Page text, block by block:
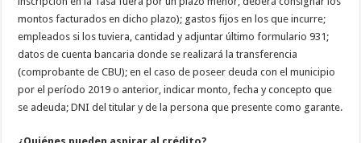
montos facturados en dicho plazo); gastos fijos en los que incurre;
empleados si los tuviera, cantidad y adjuntar último formulario 931;
datos de cuenta bancaria donde se realizará la transferencia
(comprobante de CBU); en el caso de poseer deuda con el municipio
por el período 2019 o anterior, indicar monto, fecha y concepto que
se adeuda; DNI del titular y de la persona que presente como garante.